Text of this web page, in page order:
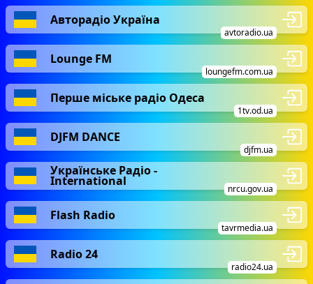
Авторадіо Україна
avtoradio.ua
Lounge FM
loungefm.com.ua
Перше міське радіо Одеса
1tv.od.ua
DJFM DANCE
djfm.ua
Українське Радіо -
International
nrcu.gov.ua
Flash Radio
tavrmedia.ua
Radio 24
radio24.ua